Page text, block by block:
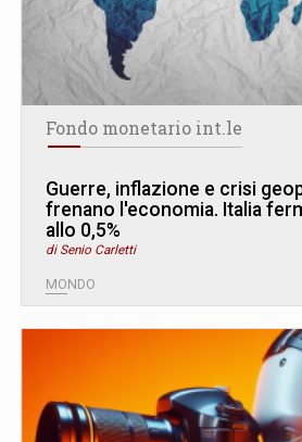
Fondo monetario int.le
Guerre, inflazione e crisi
frenano l'economia. Italia
allo 0,5%
di Senio Carletti
MONDO